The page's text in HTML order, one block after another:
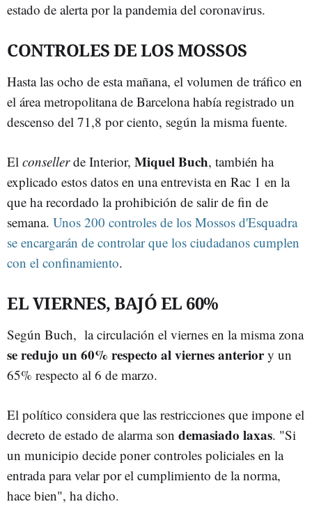
estado de alerta por la pandemia del coronavirus.
CONTROLES DE LOS MOSSOS
Hasta las ocho de esta mañana, el volumen de tráfico en
el área metropolitana de Barcelona había registrado un
descenso del 71,8 por ciento, según la misma fuente.
El consellerde Interior, Miquel Buch, también ha
explicado estos datos en una entrevista en Rac 1 en la
que ha recordado la prohibición de salir de fin de
semana. Unos 200 controles de los Mossos d'Esquadra
se encargarán de controlar que los ciudadanos cumplen
con el confinamiento.
EL VIERNES, BAJÓ EL 60%
Según Buch, la circulación el viernes en la misma zona
se redujo un 60% respecto al viernes anteriory un
65% respecto al 6 de marzo.
El político considera que las restricciones que impone el
decreto de estado de alarma son demasiado laxas. "Si
un municipio decide poner controles policiales en la
entrada para velar por el cumplimiento de la norma,
hace bien", ha dicho.